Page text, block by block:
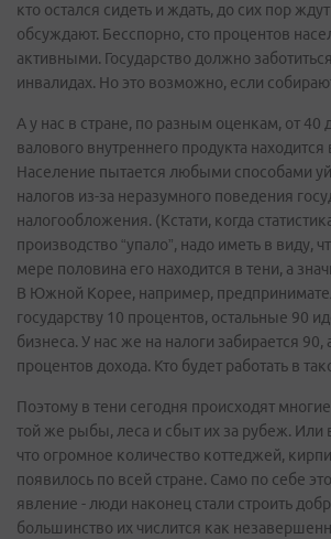
кто остался сидеть и ждать, до сих пор
обсуждают. Бесспорно, сто процентов
активными. Государство должно
инвалидах. Но это возможно, если
А у нас в стране, по разным оценкам, от 40
валового внутреннего продукта
Население пытается любыми способами
налогов из-за неразумного поведения
налогообложения. (Кстати, когда
производство “упало”, надо иметь в виду,
мере половина его находится в тени, а
В Южной Корее, например,
государству 10 процентов, остальные 90
бизнеса. У нас же на налоги забирается 90,
процентов дохода. Кто будет работать в
Поэтому в тени сегодня происходят
той же рыбы, леса и сбыт их за рубеж. Или
что огромное количество коттеджей,
появилось по всей стране. Само по себе
явление - люди наконец стали строить
большинство их числится как